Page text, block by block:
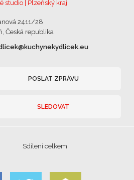
studio | Plzeňský kraj
2411/28
Česká republika
POSLAT ZPRÁVU
SLEDOVAT
Sdílení celkem